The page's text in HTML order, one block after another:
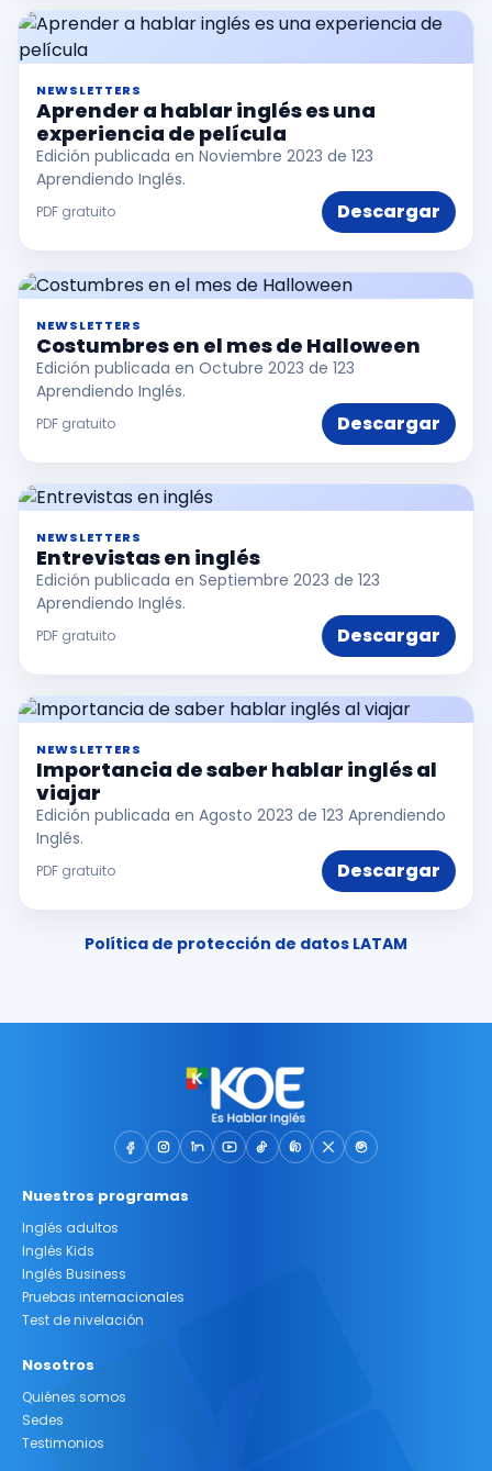
NEWSLETTERS
Aprender a hablar inglés es una
experiencia de película
Edición publicada en Noviembre 2023 de 123
Aprendiendo Inglés.
PDF gratuito Descargar
NEWSLETTERS
Costumbres en el mes de Halloween
Edición publicada en Octubre 2023 de 123
Aprendiendo Inglés.
PDF gratuito Descargar
NEWSLETTERS
Entrevistas en inglés
Edición publicada en Septiembre 2023 de 123
Aprendiendo Inglés.
PDF gratuito Descargar
NEWSLETTERS
Importancia de saber hablar inglés al
viajar
Edición publicada en Agosto 2023 de 123 Aprendiendo
Inglés.
PDF gratuito Descargar
Política de protección de datos LATAM
Nuestros programas
Inglés adultos
Inglés Kids
Inglés Business
Pruebas internacionales
Test de nivelación
Nosotros
Quiénes somos
Sedes
Testimonios